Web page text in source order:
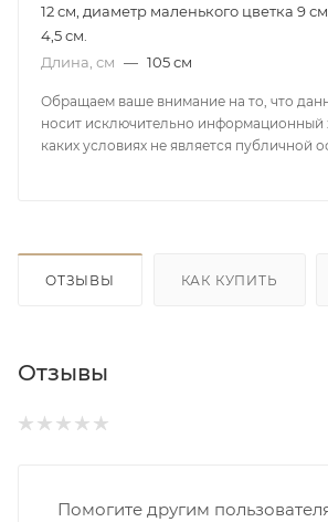
12 см, диаметр маленького цветка 9
4,5 см.
Длина, см — 105 см
Обращаем ваше внимание на то, что
носит исключительно информационный
каких условиях не является публичной
ОТЗЫВЫ КАК КУПИТЬ
Отзывы
Помогите другим